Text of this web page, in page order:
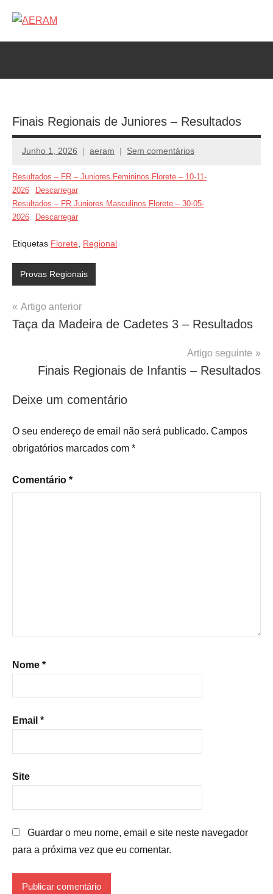
para
o
AERAM
da
Finais Regionais de Juniores – Resultados
Junho 1, 2026 aeram Sem comentários
Resultados – FR – Juniores Femininos Florete – 10-11-
2026
Descarregar
Resultados – FR Juniores Masculinos Florete – 30-05-
2026
Descarregar
Etiquetas Florete Regional
Provas Regionais
Navegação
de
Artigo anterior
Taça da Madeira de Cadetes 3 – Resultados
Artigo seguinte
Finais Regionais de Infantis – Resultados
Deixe um comentário
O seu endereço de email não será publicado. Campos
obrigatórios marcados com *
Comentário *
Nome *
Email *
Site
Guardar o meu nome, email e site neste navegador
para a próxima vez que eu comentar.